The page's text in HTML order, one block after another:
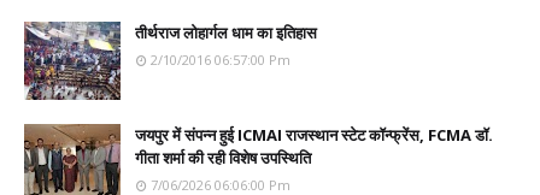
तीर्थराज लोहार्गल धाम का इतिहास
2/10/2016 06:57:00 Pm
जयपुर में संपन्न हुई ICMAI राजस्थान स्टेट कॉन्फ्रेंस, FCMA डॉ.
गीता शर्मा की रही विशेष उपस्थिति
7/06/2026 06:06:00 Pm